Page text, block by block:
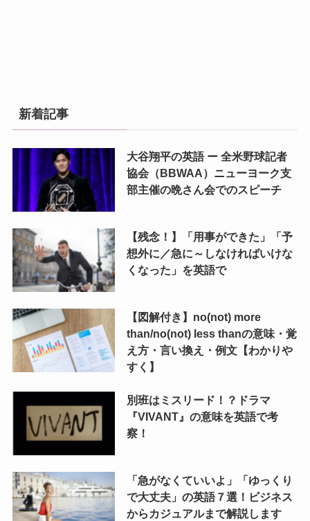
新着記事
大谷翔平の英語 ー 全米野球記者
協会（BBWAA）ニューヨーク支
部主催の晩さん会でのスピーチ
【残念！】「用事ができた」「予
想外に／急に～しなければいけな
くなった」を英語で
【図解付き】no(not) more
than/no(not) less thanの意味・覚
え方・言い換え・例文【わかりや
すく】
別班はミスリード！？ドラマ
『VIVANT』の意味を英語で考
察！
「急がなくていいよ」「ゆっくり
で大丈夫」の英語７選！ビジネス
からカジュアルまで解説します